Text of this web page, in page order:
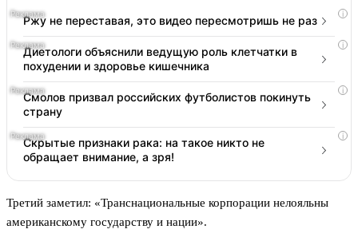
i
Ржу не переставая, это видео пересмотришь не раз
i
Диетологи объяснили ведущую роль клетчатки в
похудении и здоровье кишечника
i
Смолов призвал российских футболистов покинуть
страну
i
Скрытые признаки рака: на такое никто не
обращает внимание, а зря!
Третий заметил: «Транснациональные корпорации нелояльны
американскому государству и нации».